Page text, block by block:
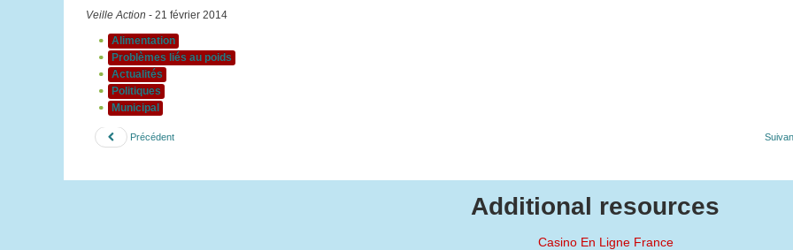
Veille Action - 21 février 2014
Alimentation
Problèmes liés au poids
Actualités
Politiques
Municipal
Précédent
Additional resources
Casino En Ligne France